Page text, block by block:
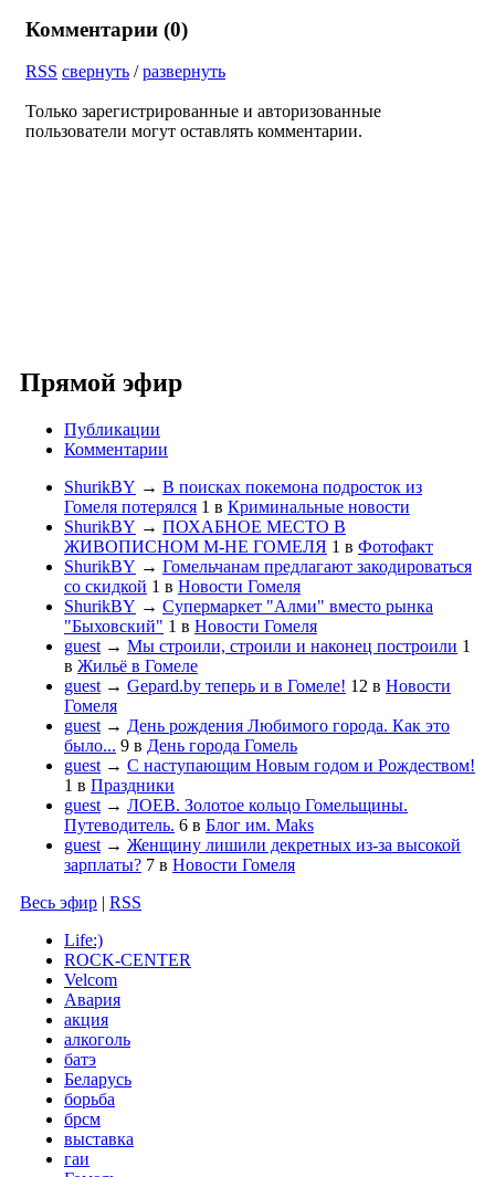
Комментарии (0)
RSS свернуть /развернуть
Только зарегистрированные и авторизованные
пользователи могут оставлять комментарии.
Прямой эфир
Публикации
Комментарии
ShurikBY → В поисках покемона подросток из
Гомеля потерялся 1 в Криминальные новости
ShurikBY → ПОХАБНОЕ МЕСТО В
ЖИВОПИСНОМ М-НЕ ГОМЕЛЯ 1 в Фотофакт
ShurikBY → Гомельчанам предлагают закодироваться
со скидкой 1 в Новости Гомеля
ShurikBY → Супермаркет "Алми" вместо рынка
"Быховский" 1 в Новости Гомеля
guest → Мы строили, строили и наконец построили 1
в Жильё в Гомеле
guest → Gepard.by теперь и в Гомеле! 12 в Новости
Гомеля
guest → День рождения Любимого города. Как это
было... 9 в День города Гомель
guest → С наступающим Новым годом и Рождеством!
1 в Праздники
guest → ЛОЕВ. Золотое кольцо Гомельщины.
Путеводитель. 6 в Блог им. Maks
guest → Женщину лишили декретных из-за высокой
зарплаты? 7 в Новости Гомеля
Весь эфир | RSS
Life:)
ROCK-CENTER
Velcom
Авария
акция
алкоголь
батэ
Беларусь
борьба
брсм
выставка
гаи